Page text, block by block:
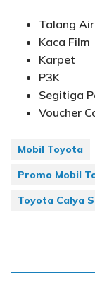
Talang Air
Kaca Film
Karpet
P3K
Segitiga
Voucher
Mobil Toyota
Promo Mobil
Toyota Calya